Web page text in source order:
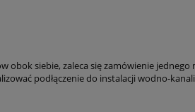
obok siebie, zaleca się zamówienie
podłączenie do instalacji wodno-